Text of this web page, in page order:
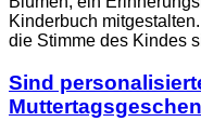
Kinderbuch
die Stimme des Kindes
Sind